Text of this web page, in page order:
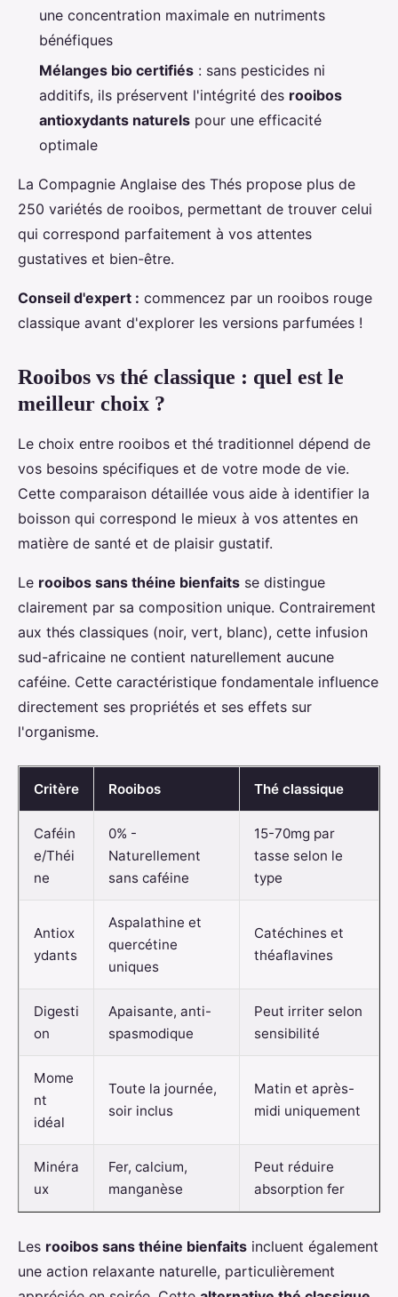
une concentration maximale en nutriments
bénéfiques
Mélanges bio certifiés : sans pesticides ni
additifs, ils préservent l'intégrité des rooibos
antioxydants naturels pour une efficacité
optimale
La Compagnie Anglaise des Thés propose plus de
250 variétés de rooibos, permettant de trouver celui
qui correspond parfaitement à vos attentes
gustatives et bien-être.
Conseil d'expert : commencez par un rooibos rouge
classique avant d'explorer les versions parfumées !
Rooibos vs thé classique : quel est le
meilleur choix ?
Le choix entre rooibos et thé traditionnel dépend de
vos besoins spécifiques et de votre mode de vie.
Cette comparaison détaillée vous aide à identifier la
boisson qui correspond le mieux à vos attentes en
matière de santé et de plaisir gustatif.
Le rooibos sans théine bienfaits se distingue
clairement par sa composition unique. Contrairement
aux thés classiques (noir, vert, blanc), cette infusion
sud-africaine ne contient naturellement aucune
caféine. Cette caractéristique fondamentale influence
directement ses propriétés et ses effets sur
l'organisme.
Critère Rooibos Thé classique
Caféin
e/Théi
ne
0% -
Naturellement
sans caféine
15-70mg par
tasse selon le
type
Antiox
ydants
Aspalathine et
quercétine
uniques
Catéchines et
théaflavines
Digesti
on
Apaisante, anti-
spasmodique
Peut irriter selon
sensibilité
Mome
nt
idéal
Toute la journée,
soir inclus
Matin et après-
midi uniquement
Minéra
ux
Fer, calcium,
manganèse
Peut réduire
absorption fer
Les rooibos sans théine bienfaits incluent également
une action relaxante naturelle, particulièrement